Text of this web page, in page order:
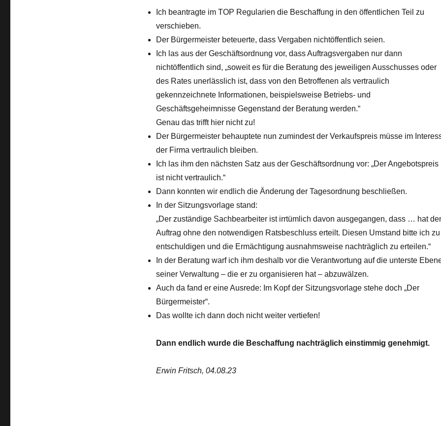
Ich beantragte im TOP Regularien die Beschaffung in den öffentlichen Teil zu
verschieben.
Der Bürgermeister beteuerte, dass Vergaben nichtöffentlich seien.
Ich las aus der Geschäftsordnung vor, dass Auftragsvergaben nur dann
nichtöffentlich sind, „soweit es für die Beratung des jeweiligen Ausschusses oder
des Rates unerlässlich ist, dass von den Betroffenen als vertraulich
gekennzeichnete Informationen, beispielsweise Betriebs- und
Geschäftsgeheimnisse Gegenstand der Beratung werden.“
Genau das trifft hier nicht zu!
Der Bürgermeister behauptete nun zumindest der Verkaufspreis müsse im
der Firma vertraulich bleiben.
Ich las ihm den nächsten Satz aus der Geschäftsordnung vor: „Der Angebotspreis
ist nicht vertraulich.“
Dann konnten wir endlich die Änderung der Tagesordnung beschließen.
In der Sitzungsvorlage stand:
„Der zuständige Sachbearbeiter ist irrtümlich davon ausgegangen, dass … hat
Auftrag ohne den notwendigen Ratsbeschluss erteilt. Diesen Umstand bitte ich zu
entschuldigen und die Ermächtigung ausnahmsweise nachträglich zu erteilen.“
In der Beratung warf ich ihm deshalb vor die Verantwortung auf die unterste
seiner Verwaltung – die er zu organisieren hat – abzuwälzen.
Auch da fand er eine Ausrede: Im Kopf der Sitzungsvorlage stehe doch „Der
Bürgermeister“.
Das wollte ich dann doch nicht weiter vertiefen!
Dann endlich wurde die Beschaffung nachträglich einstimmig genehmigt.
Erwin Fritsch, 04.08.23